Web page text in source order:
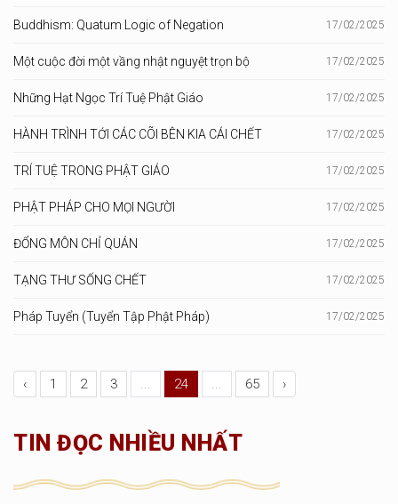
Buddhism: Quatum Logic of Negation 17/02/2025
Một cuộc đời một vầng nhật nguyệt trọn bộ 17/02/2025
Những Hạt Ngọc Trí Tuệ Phật Giáo 17/02/2025
HÀNH TRÌNH TỚI CÁC CÕI BÊN KIA CÁI CHẾT 17/02/2025
TRÍ TUỆ TRONG PHẬT GIÁO 17/02/2025
PHẬT PHÁP CHO MỌI NGƯỜI 17/02/2025
ĐỔNG MÔN CHỈ QUÁN 17/02/2025
TẠNG THƯ SỐNG CHẾT 17/02/2025
Pháp Tuyển (Tuyển Tập Phật Pháp) 17/02/2025
‹ 1 2 3 ... 24 ... 65 ›
TIN ĐỌC NHIỀU NHẤT